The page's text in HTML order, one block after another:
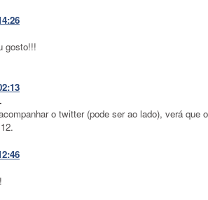
gosto!!!
o twitter (pode ser ao lado), verá que